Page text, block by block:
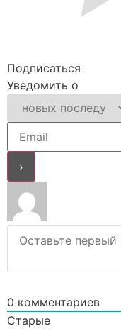
Подписаться
Уведомить о
0 комментариев
Старые